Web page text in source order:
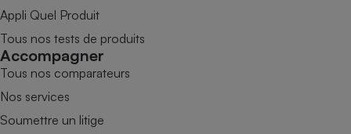
Appli Quel Produit
Tous nos tests de produits
Accompagner
Tous nos comparateurs
Nos services
Soumettre un litige